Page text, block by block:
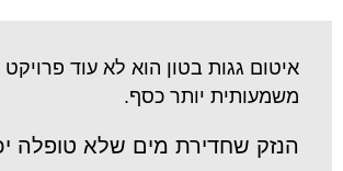
איטום גגות בטון הוא לא עוד
משמעותית יותר כסף.
הנזק שחדירת מים שלא טופלה